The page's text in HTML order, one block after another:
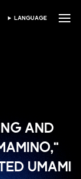
ВЫБЕРИТЕ ЯЗЫК
LANGUAGE
AND
UMAMI